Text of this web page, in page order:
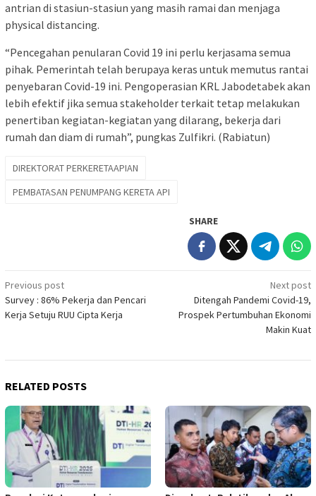
antrian di stasiun-stasiun yang masih ramai dan menjaga
physical distancing.
“Pencegahan penularan Covid 19 ini perlu kerjasama semua
pihak. Pemerintah telah berupaya keras untuk memutus rantai
penyebaran Covid-19 ini. Pengoperasian KRL Jabodetabek akan
lebih efektif jika semua stakeholder terkait tetap melakukan
penertiban kegiatan-kegiatan yang dilarang, bekerja dari
rumah dan diam di rumah”, pungkas Zulfikri. (Rabiatun)
DIREKTORAT PERKERETAAPIAN
PEMBATASAN PENUMPANG KERETA API
SHARE
Post
navigation
Previous post
Survey : 86% Pekerja dan Pencari
Kerja Setuju RUU Cipta Kerja
Next post
Ditengah Pandemi Covid-19,
Prospek Pertumbuhan Ekonomi
Makin Kuat
RELATED POSTS